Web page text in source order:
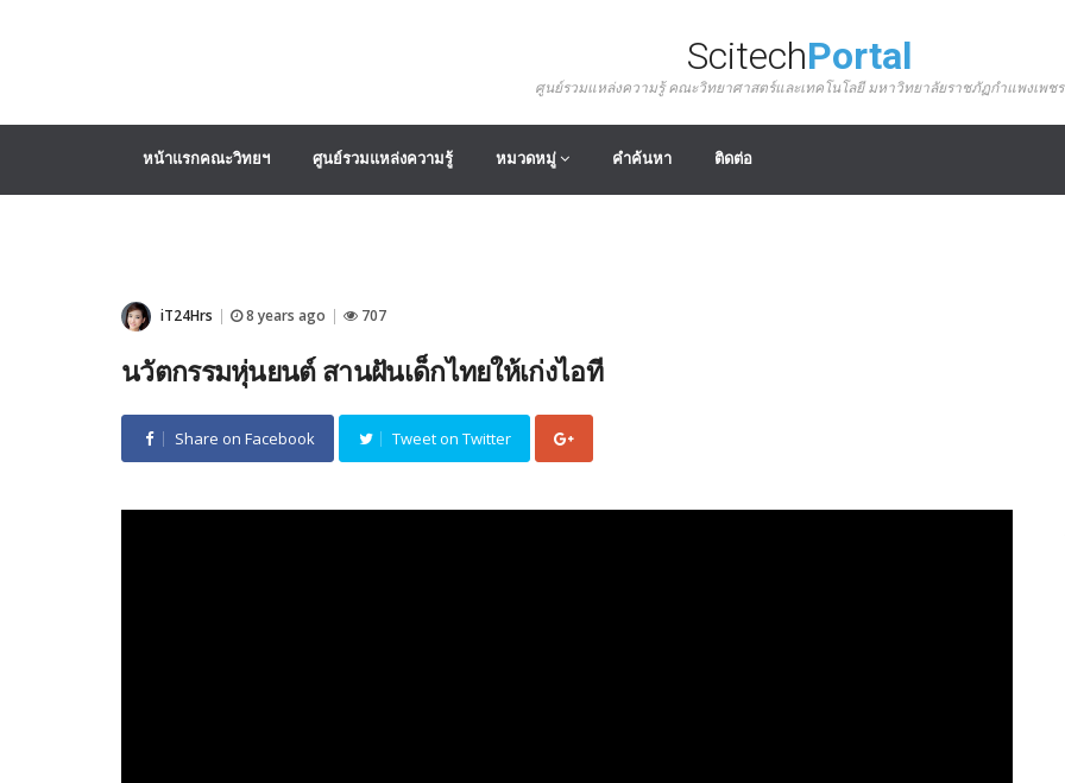
ScitechPortal
ศูนย์รวมแหล่งความรู้ คณะวิทยาศาสตร์และเทคโนโลยี มหาวิทยาลัยราชภัฏกำแพงเพชร
หน้าแรกคณะวิทยฯ ศูนย์รวมแหล่งความรู้ หมวดหมู่ คำค้นหา ติดต่อ
iT24Hrs 8 years ago 707
นวัตกรรมหุ่นยนต์ สานฝันเด็กไทยให้เก่งไอที
Share on Facebook Tweet on Twitter